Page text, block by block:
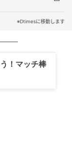
※Dtimesに移動します
！マッチ棒